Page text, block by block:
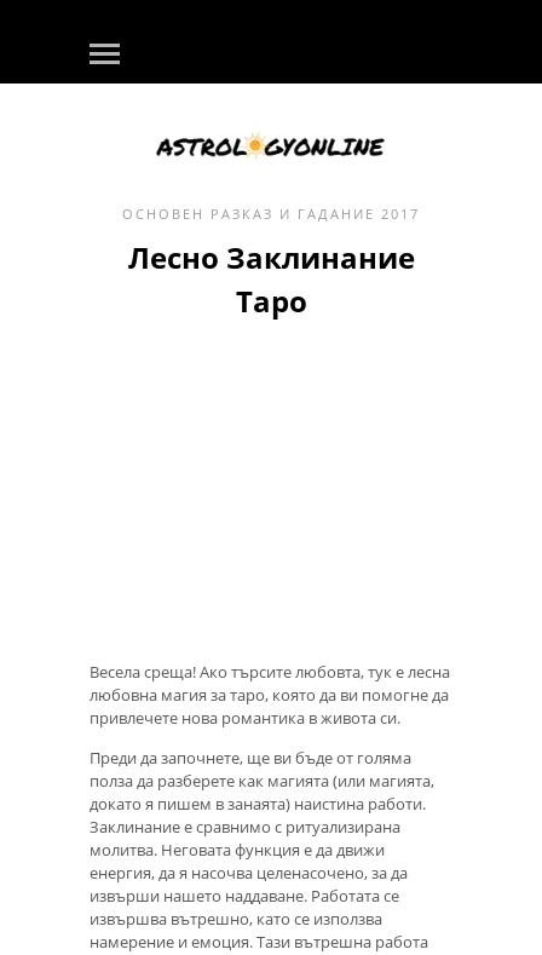
ОСНОВЕН РАЗКАЗ И ГАДАНИЕ 2017
Лесно Заклинание
Таро
Весела среща! Ако търсите любовта, тук е лесна
любовна магия за таро, която да ви помогне да
привлечете нова романтика в живота си.
Преди да започнете, ще ви бъде от голяма
полза да разберете как магията (или магията,
докато я пишем в занаята) наистина работи.
Заклинание е сравнимо с ритуализирана
молитва. Неговата функция е да движи
енергия, да я насочва целенасочено, за да
извърши нашето наддаване. Работата се
извършва вътрешно, като се използва
намерение и емоция. Тази вътрешна работа